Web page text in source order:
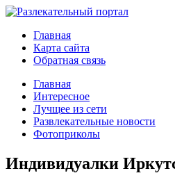
Главная
Карта сайта
Обратная связь
Главная
Интересное
Лучщее из сети
Развлекательные новости
Фотоприколы
Индивидуалки